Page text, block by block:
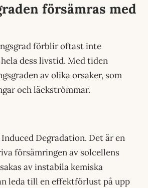
försämras med
förblir oftast inte
dess livstid. Med tiden
av olika orsaker, som
och läckströmmar.
Degradation. Det är en
försämringen av solcellens
av instabila kemiska
leda till en effektförlust på upp